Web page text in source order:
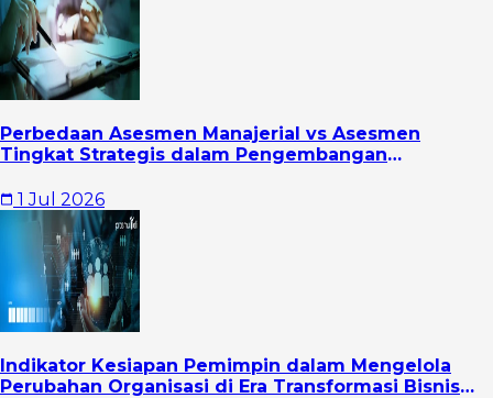
Perbedaan Asesmen Manajerial vs Asesmen
Tingkat Strategis dalam Pengembangan
1 Jul 2026
Indikator Kesiapan Pemimpin dalam Mengelola
Perubahan Organisasi di Era Transformasi Bisnis